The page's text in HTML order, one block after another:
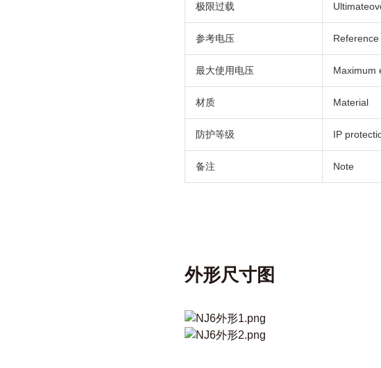
极限过载
参考电压
最大使用电压 Maximum
材质 Material
防护等级 IP
备注 Note
外形尺寸图